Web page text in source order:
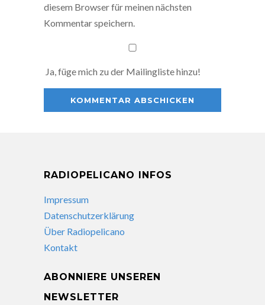
diesem Browser für meinen nächsten
Kommentar speichern.
Ja, füge mich zu der Mailingliste hinzu!
RADIOPELICANO INFOS
Impressum
Datenschutzerklärung
Über Radiopelicano
Kontakt
ABONNIERE UNSEREN
NEWSLETTER